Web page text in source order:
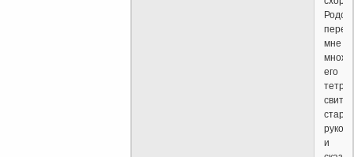
мне
его
и